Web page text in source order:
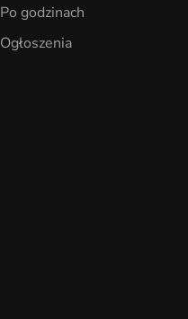
Po godzinach
Ogłoszenia